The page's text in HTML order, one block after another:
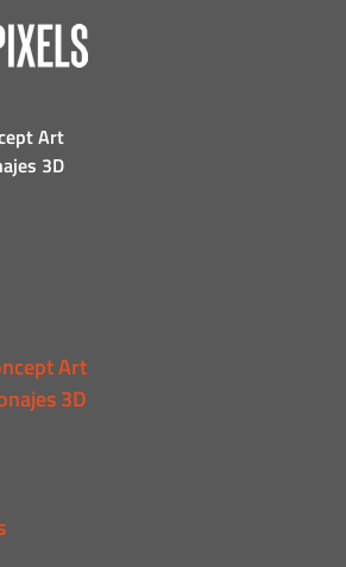
Art
3D
Art
3D